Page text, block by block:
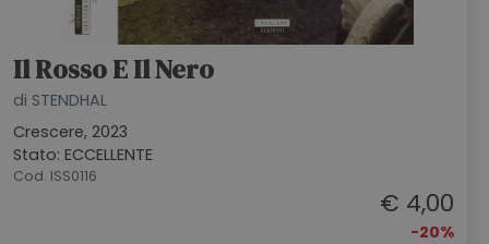
Il Rosso E Il Nero
di STENDHAL
Crescere, 2023
Stato: ECCELLENTE
Cod. ISS0116
€ 4,00
-20%